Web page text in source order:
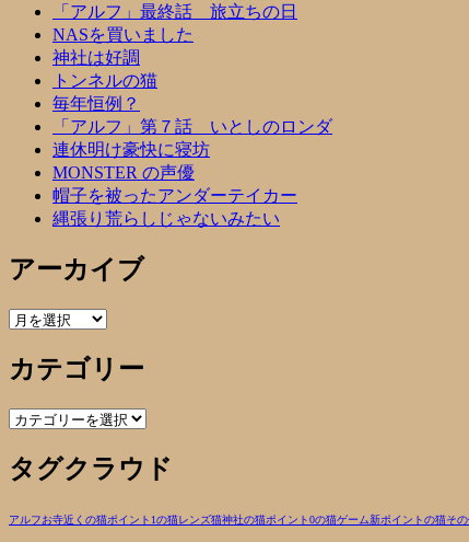
「アルフ」最終話 旅立ちの日
NASを買いました
神社は好調
トンネルの猫
毎年恒例？
「アルフ」第７話 いとしのロンダ
連休明け豪快に寝坊
MONSTER の声優
帽子を被ったアンダーテイカー
縄張り荒らしじゃないみたい
アーカイブ
ア
カ
イ
ブ
カテゴリー
カ
ゴ
リ
タグクラウド
アルフお寺近くの猫ポイント1の猫レンズ猫神社の猫ポイント0の猫ゲーム新ポイントの猫そ